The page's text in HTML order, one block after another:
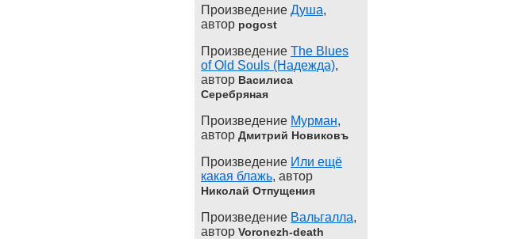
Произведение Душа,
автор pogost
Произведение The Blues
of Old Souls (Надежда),
автор Василиса
Серебряная
Произведение Мурман,
автор Дмитрий Новиковъ
Произведение Или ещё
какая блажь, автор
Николай Отпущения
Произведение Вальгалла,
автор Voronezh-death